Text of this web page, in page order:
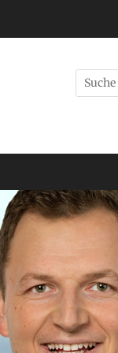
Suchen
nach: